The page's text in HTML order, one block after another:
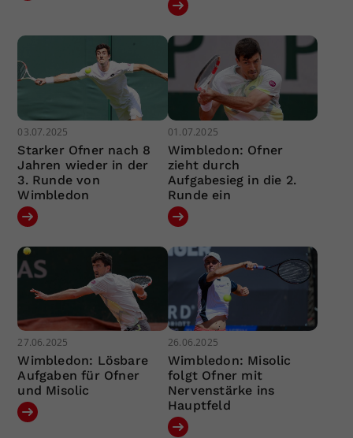
03.07.2025
Starker Ofner nach 8
Jahren wieder in der
3. Runde von
Wimbledon
01.07.2025
Wimbledon: Ofner
zieht durch
Aufgabesieg in die 2.
Runde ein
27.06.2025
Wimbledon: Lösbare
Aufgaben für Ofner
und Misolic
26.06.2025
Wimbledon: Misolic
folgt Ofner mit
Nervenstärke ins
Hauptfeld